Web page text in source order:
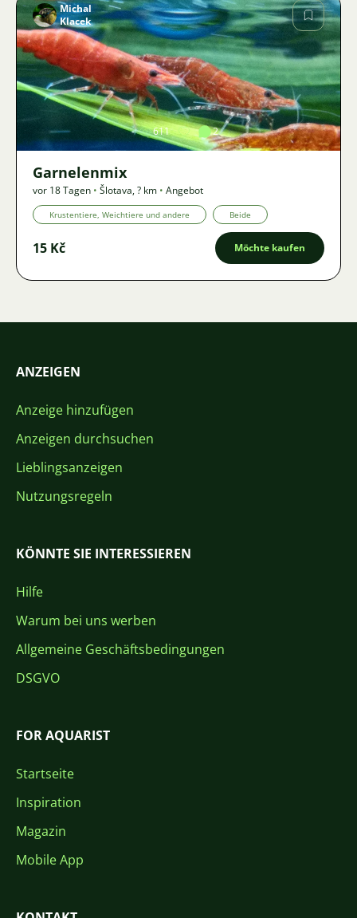
Bild
Michal
Klacek
611 2
Garnelenmix
vor 18 Tagen • Šlotava,? km • Angebot
Krustentiere, Weichtiere und andere Beide
15 Kč Möchte kaufen
ANZEIGEN
Anzeige hinzufügen
Anzeigen durchsuchen
Lieblingsanzeigen
Nutzungsregeln
KÖNNTE SIE INTERESSIEREN
Hilfe
Warum bei uns werben
Allgemeine Geschäftsbedingungen
DSGVO
FOR AQUARIST
Startseite
Inspiration
Magazin
Mobile App